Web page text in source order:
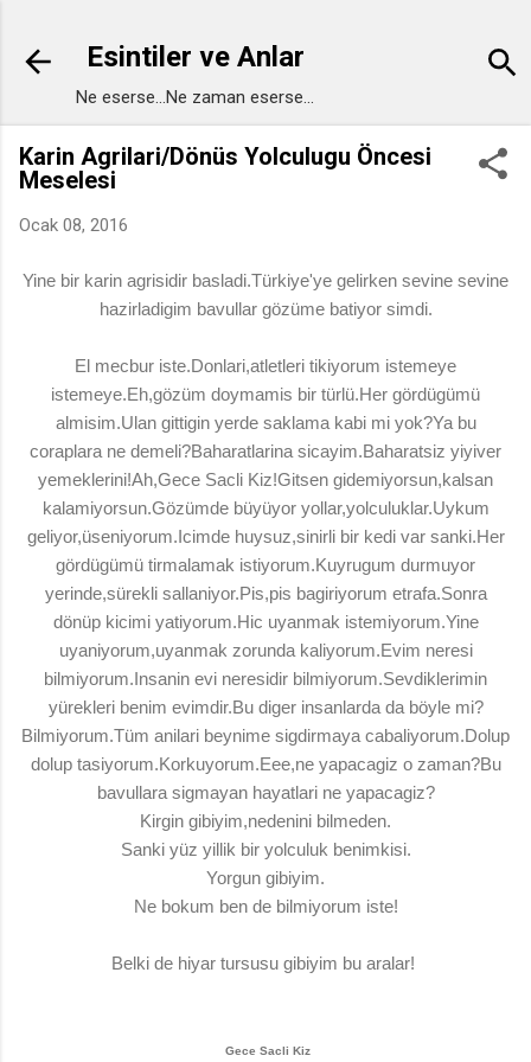
Esintiler ve Anlar
Ne eserse...Ne zaman eserse...
Karin Agrilari/Dönüs Yolculugu Öncesi
Meselesi
Ocak 08, 2016
Yine bir karin agrisidir basladi.Türkiye'ye gelirken sevine sevine
hazirladigim bavullar gözüme batiyor simdi.
El mecbur iste.Donlari,atletleri tikiyorum istemeye
istemeye.Eh,gözüm doymamis bir türlü.Her gördügümü
almisim.Ulan gittigin yerde saklama kabi mi yok?Ya bu
coraplara ne demeli?Baharatlarina sicayim.Baharatsiz yiyiver
yemeklerini!Ah,Gece Sacli Kiz!Gitsen gidemiyorsun,kalsan
kalamiyorsun.Gözümde büyüyor yollar,yolculuklar.Uykum
geliyor,üseniyorum.Icimde huysuz,sinirli bir kedi var sanki.Her
gördügümü tirmalamak istiyorum.Kuyrugum durmuyor
yerinde,sürekli sallaniyor.Pis,pis bagiriyorum etrafa.Sonra
dönüp kicimi yatiyorum.Hic uyanmak istemiyorum.Yine
uyaniyorum,uyanmak zorunda kaliyorum.Evim neresi
bilmiyorum.Insanin evi neresidir bilmiyorum.Sevdiklerimin
yürekleri benim evimdir.Bu diger insanlarda da böyle mi?
Bilmiyorum.Tüm anilari beynime sigdirmaya cabaliyorum.Dolup
dolup tasiyorum.Korkuyorum.Eee,ne yapacagiz o zaman?Bu
bavullara sigmayan hayatlari ne yapacagiz?
Kirgin gibiyim,nedenini bilmeden.
Sanki yüz yillik bir yolculuk benimkisi.
Yorgun gibiyim.
Ne bokum ben de bilmiyorum iste!
Belki de hiyar tursusu gibiyim bu aralar!
Gece Sacli Kiz